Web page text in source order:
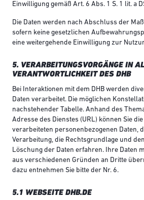
Einwilligung gemäß Art. 6 Abs. 1 S. 1 lit. a
Die Daten werden nach Abschluss der
sofern keine gesetzlichen
eine weitergehende Einwilligung zur
5. VERARBEITUNGSVORGÄNGE IN
VERANTWORTLICHKEIT DES DHB
Bei Interaktionen mit dem DHB werden
Daten verarbeitet. Die möglichen
nachstehender Tabelle. Anhand des
Adresse des Dienstes (URL) können Sie
verarbeiteten personenbezogenen Daten,
Verarbeitung, die Rechtsgrundlage und
Löschung der Daten erfahren. Ihre Daten
aus verschiedenen Gründen an Dritte
dazu entnehmen Sie bitte der Nr. 6.
5.1 WEBSEITE DHB.DE